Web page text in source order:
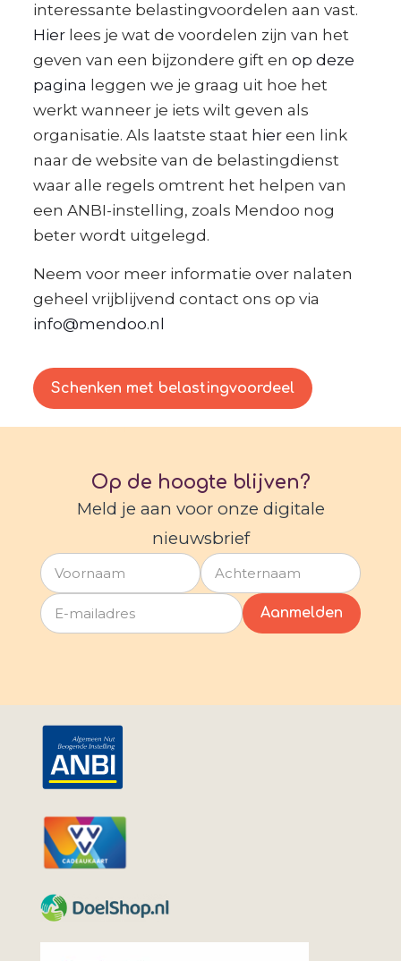
interessante belastingvoordelen aan vast.
Hierlees je wat de voordelen zijn van het
geven van een bijzondere gift en op deze
pagina leggen we je graag uit hoe het
werkt wanneer je iets wilt geven als
organisatie. Als laatste staat hiereen link
naar de website van de belastingdienst
waar alle regels omtrent het helpen van
een ANBI-instelling, zoals Mendoo nog
beter wordt uitgelegd.
Neem voor meer informatie over nalaten
geheel vrijblijvend contact ons op via
info@mendoo.nl
Schenken met belastingvoordeel
Op de hoogte blijven?
Meld je aan voor onze digitale
nieuwsbrief